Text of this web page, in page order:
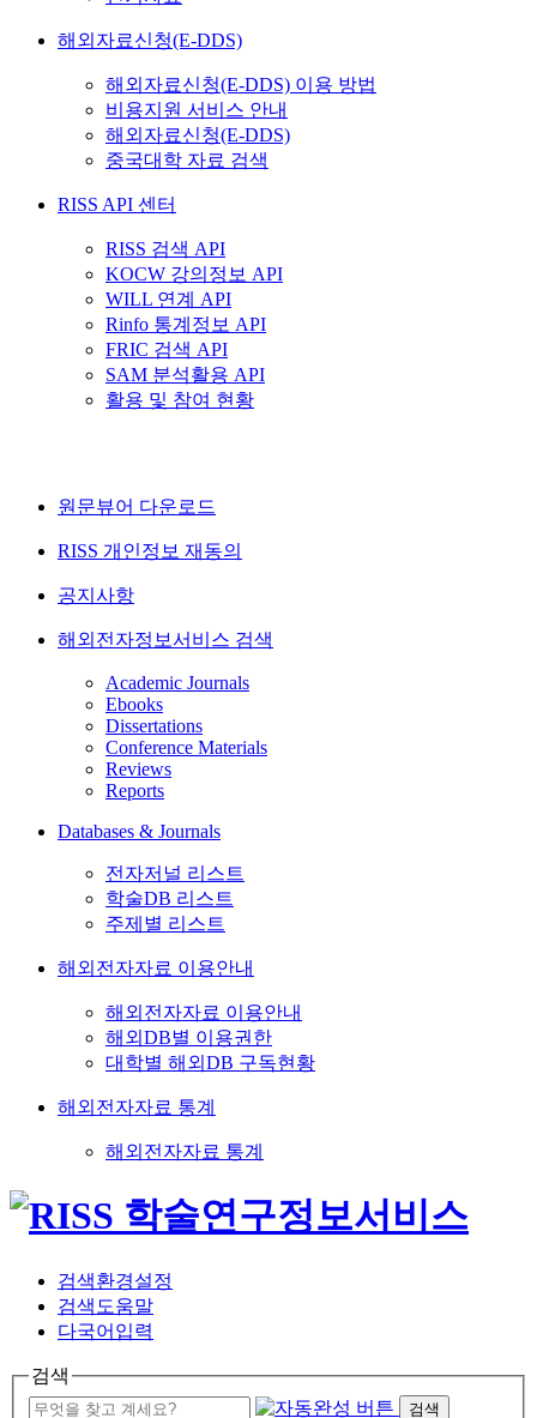
해외자료신청(E-DDS)
해외자료신청(E-DDS) 이용 방법
비용지원 서비스 안내
해외자료신청(E-DDS)
중국대학 자료 검색
RISS API 센터
RISS 검색 API
KOCW 강의정보 API
WILL 연계 API
Rinfo 통계정보 API
FRIC 검색 API
SAM 분석활용 API
활용 및 참여 현황
원문뷰어 다운로드
RISS 개인정보 재동의
공지사항
해외전자정보서비스 검색
Academic Journals
Ebooks
Dissertations
Conference Materials
Reviews
Reports
Databases & Journals
전자저널 리스트
학술DB 리스트
주제별 리스트
해외전자자료 이용안내
해외전자자료 이용안내
해외DB별 이용권한
대학별 해외DB 구독현황
해외전자자료 통계
해외전자자료 통계
검색환경설정
검색도움말
다국어입력
검색
검색